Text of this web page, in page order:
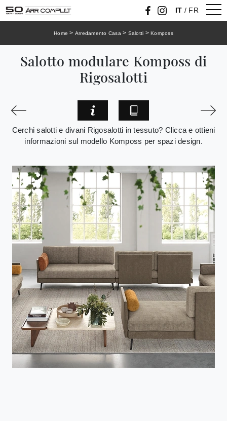
IT / FR
Home > Arredamento Casa> Salotti >Komposs
Salotto modulare Komposs di
Rigosalotti
Cerchi salotti e divani Rigosalotti in tessuto? Clicca e ottieni
informazioni sul modello Komposs per spazi design.